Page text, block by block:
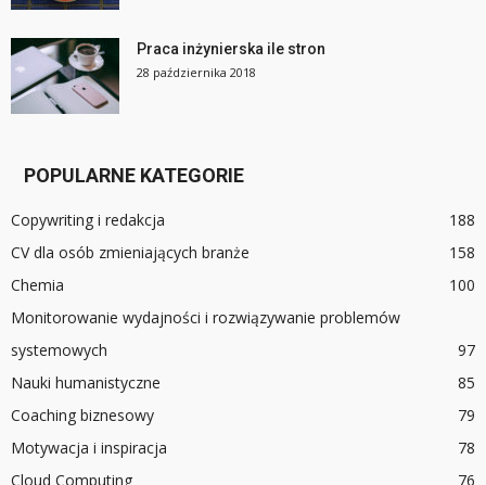
Praca inżynierska ile stron
28 października 2018
POPULARNE KATEGORIE
Copywriting i redakcja
188
CV dla osób zmieniających branże
158
Chemia
100
Monitorowanie wydajności i rozwiązywanie problemów
systemowych
97
Nauki humanistyczne
85
Coaching biznesowy
79
Motywacja i inspiracja
78
Cloud Computing
76